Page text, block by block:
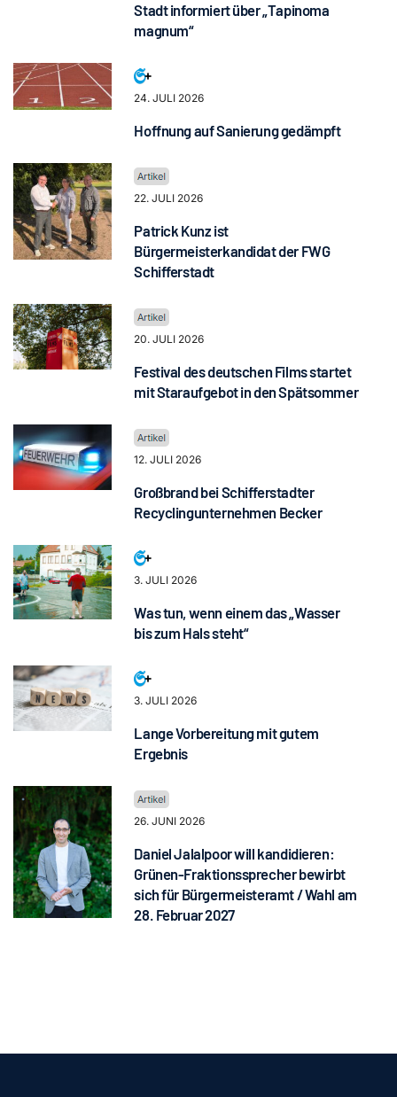
Stadt informiert über „Tapinoma
magnum“
24. JULI 2026
Hoffnung auf Sanierung gedämpft
22. JULI 2026
Patrick Kunz ist
Bürgermeisterkandidat der FWG
Schifferstadt
20. JULI 2026
Festival des deutschen Films startet
mit Staraufgebot in den Spätsommer
12. JULI 2026
Großbrand bei Schifferstadter
Recyclingunternehmen Becker
3. JULI 2026
Was tun, wenn einem das „Wasser
bis zum Hals steht“
3. JULI 2026
Lange Vorbereitung mit gutem
Ergebnis
26. JUNI 2026
Daniel Jalalpoor will kandidieren:
Grünen-Fraktionssprecher bewirbt
sich für Bürgermeisteramt / Wahl am
28. Februar 2027